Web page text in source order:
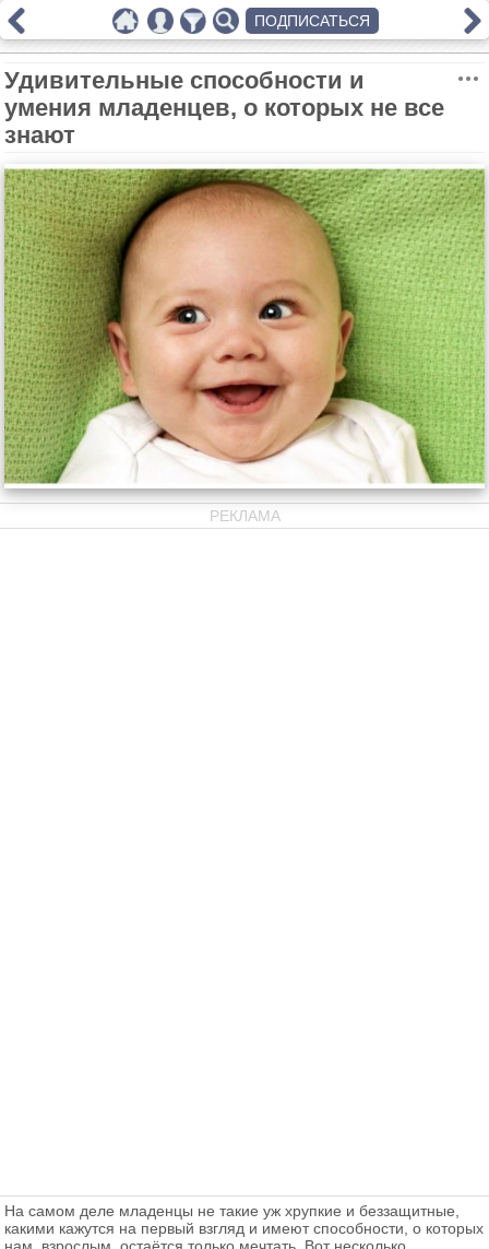
Удивительные способности и
умения младенцев, о которых не все
знают
РЕКЛАМА
На самом деле младенцы не такие уж хрупкие и беззащитные,
какими кажутся на первый взгляд и имеют способности, о которых
ПОДПИСАТЬСЯ